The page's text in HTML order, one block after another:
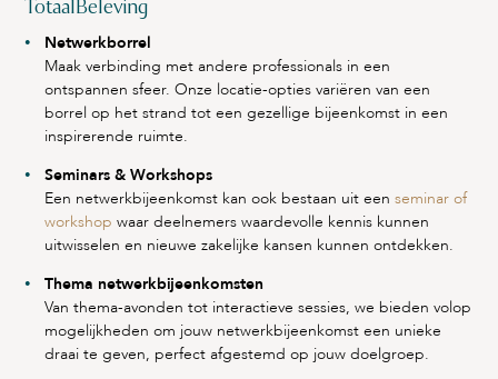
TotaalBeleving
Netwerkborrel
Maak verbinding met andere professionals in een
ontspannen sfeer. Onze locatie-opties variëren van een
borrel op het strand tot een gezellige bijeenkomst in een
inspirerende ruimte.
Seminars & Workshops
Een netwerkbijeenkomst kan ook bestaan uit een seminar of
workshop waar deelnemers waardevolle kennis kunnen
uitwisselen en nieuwe zakelijke kansen kunnen ontdekken.
Thema netwerkbijeenkomsten
Van thema-avonden tot interactieve sessies, we bieden volop
mogelijkheden om jouw netwerkbijeenkomst een unieke
draai te geven, perfect afgestemd op jouw doelgroep.